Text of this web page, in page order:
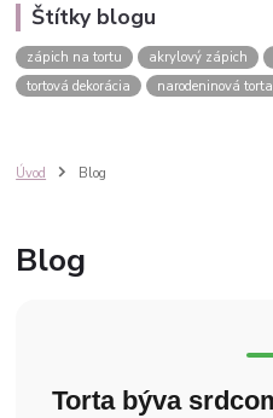
Štítky blogu
zápich na tortu akrylový zápich
tortová dekorácia
narodeninová torta
Úvod Blog
Blog
Torta býva